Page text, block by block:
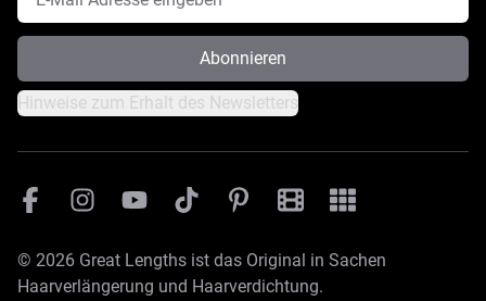
Abonnieren
Hinweise zum Erhalt des Newsletters
FacebookInstagramYouTubeTikTok PinterestGreat Lengths
Great Lengths -
© 2026 Great Lengths ist das Original in Sachen
Haarverlängerung und Haarverdichtung.